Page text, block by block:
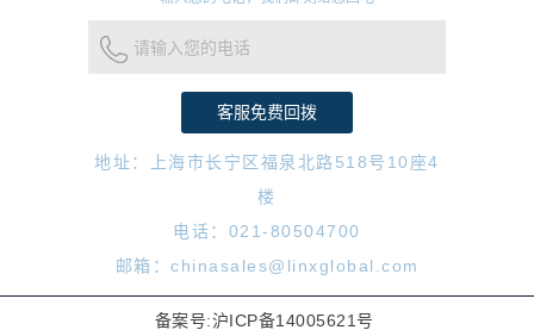
请输入您的电话
地址：上海市长宁区福泉北路518号10座4
楼
电话：021-80504700
邮箱：chinasales@linxglobal.com
备案号:沪ICP备14005621号